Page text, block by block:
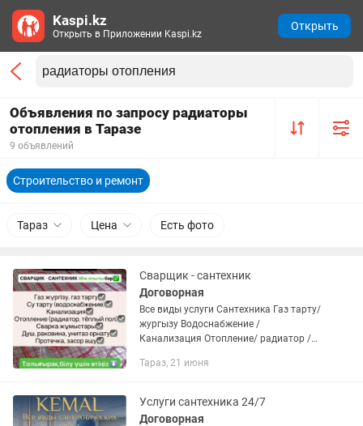
Объявления по запросу радиаторы
отопления в Таразе
9 объявлений
Строительство и ремонт
Тараз Цена Есть фото
Сварщик - сантехник
Договорная
Все виды услуги Сантехника Газ тарту/
жургызу Водоснабжение /
Канализация Отопление/ радиатор /
установка
Тараз, 21 июня
Услуги сантехника 24/7
Договорная
Kaspi.kz
Открыть в Приложении Kaspi.kz
Открыть